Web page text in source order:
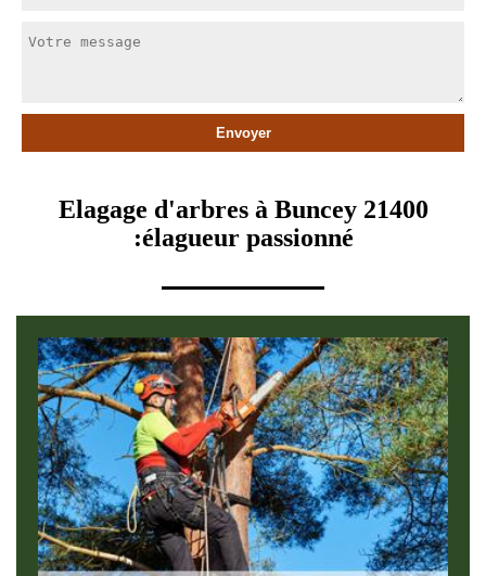
Elagage d'arbres à Buncey 21400
:élagueur passionné